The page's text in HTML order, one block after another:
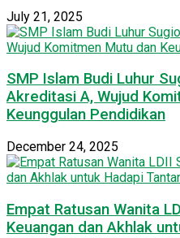
July 21, 2025
SMP Islam Budi Luhur
Akreditasi A, Wujud
Keunggulan Pendidikan
December 24, 2025
Empat Ratusan Wanita
Keuangan dan Akhlak